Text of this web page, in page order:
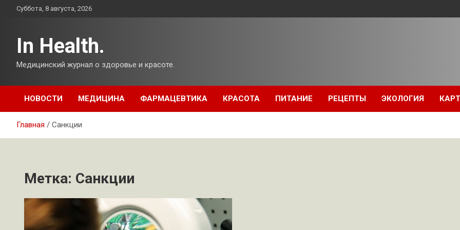
ПерейтиСуббота, 8 августа, 2026
In Health.
Медицинский журнал о здоровье и красоте.
НОВОСТИ МЕДИЦИНА ФАРМАЦЕВТИКА КРАСОТА ПИТАНИЕ РЕЦЕПТЫ ЭКОЛОГИЯ
Главная Санкции
Метка: Санкции